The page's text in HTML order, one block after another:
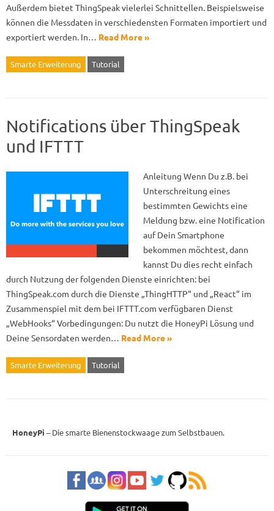
Außerdem bietet ThingSpeak vielerlei Schnittellen. Beispielsweise
können die Messdaten in verschiedensten Formaten importiert und
exportiert werden. In… Read More »
Smarte Erweiterung Tutorial
Notifications über ThingSpeak
und IFTTT
Anleitung Wenn Du z.B. bei
Unterschreitung eines
bestimmten Gewichts eine
Meldung bzw. eine Notification
auf Dein Smartphone
bekommen möchtest, dann
kannst Du dies recht einfach
durch Nutzung der folgenden Dienste einrichten: bei
ThingSpeak.com durch die Dienste „ThingHTTP“ und „React“ im
Zusammenspiel mit dem bei IFTTT.com verfügbaren Dienst
„WebHooks“ Vorbedingungen: Du nutzt die HoneyPi Lösung und
Deine Sensordaten werden… Read More »
Smarte Erweiterung Tutorial
HoneyPi – Die smarte Bienenstockwaage zum Selbstbauen.